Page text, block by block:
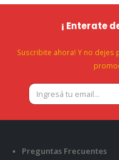
¡ Enterate
Suscribite ahora! Y no dejes
Preguntas Frecuentes